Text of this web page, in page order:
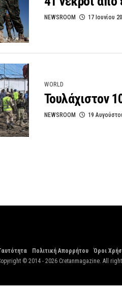
NEWSROOM 17 Ιουνίου
WORLD
Τουλάχιστον
NEWSROOM 19
Πολιτική Απορρήτου Όροι
© 2014 - 2026 Cretanmagazine. All